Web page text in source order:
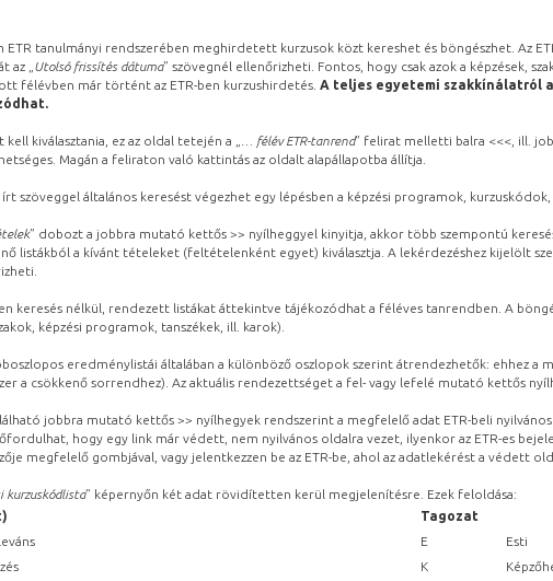
ETR tanulmányi rendszerében meghirdetett kurzusok közt kereshet és böngészhet. Az
„ Utolsó frissítés dátuma” szövegnél ellenőrizheti. Fontos, hogy csak azok a képzések,
félévben már történt az ETR-ben kurzushirdetés. A teljes egyetemi szakkínálatról a
kiválasztania, ez az oldal tetején a „ … félév ETR-tanrend” felirat melletti balra <<<, ill.
Magán a feliraton való kattintás az oldalt alapállapotba állítja.
írt szöveggel általános keresést végezhet egy lépésben a képzési programok,
” dobozt a jobbra mutató kettős >> nyílheggyel kinyitja, akkor több szempontú
listákból a kívánt tételeket (feltételenként egyet) kiválasztja. A lekérdezéshez kijelölt
keresés nélkül, rendezett listákat áttekintve tájékozódhat a féléves tanrendben. A
képzési programok, tanszékek, ill. karok).
eredménylistái általában a különböző oszlopok szerint átrendezhetők: ehhez a
a csökkenő sorrendhez). Az aktuális rendezettséget a fel- vagy lefelé mutató kettős
jobbra mutató kettős >> nyílhegyek rendszerint a megfelelő adat ETR-beli
hogy egy link már védett, nem nyilvános oldalra vezet, ilyenkor az ETR-es
megfelelő gombjával, vagy jelentkezzen be az ETR-be, ahol az adatlekérést a védett
kurzuskódlista” képernyőn két adat rövidítetten kerül megjelenítésre. Ezek feloldása:
Tagozat
E
Esti
K